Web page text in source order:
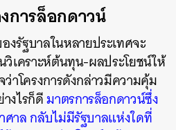
การล็อกดาวน์
งรัฐบาลในหลายประเทศจะ
วิเคราะห์ต้นทุน-ผลประโยชน์ให้
าโครงการดังกล่าวมีความคุ้ม
งไรก็ดีมาตรการล็อกดาวน์ซึ่ง
าล กลับไม่มีรัฐบาลแห่งใดที่